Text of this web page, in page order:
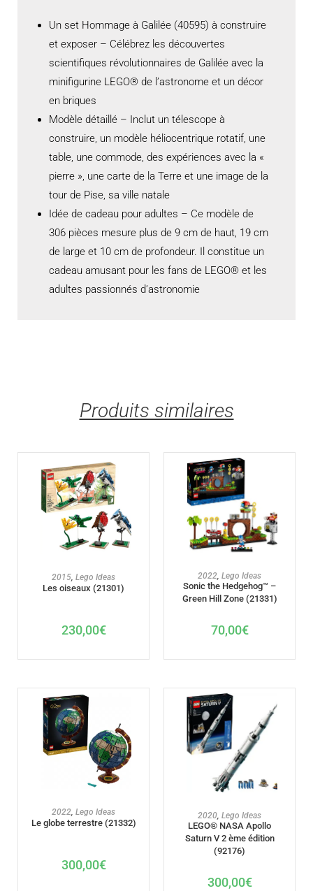
Un set Hommage à Galilée (40595) à construire
et exposer – Célébrez les découvertes
scientifiques révolutionnaires de Galilée avec la
minifigurine LEGO® de l’astronome et un décor
en briques
Modèle détaillé – Inclut un télescope à
construire, un modèle héliocentrique rotatif, une
table, une commode, des expériences avec la «
pierre », une carte de la Terre et une image de la
tour de Pise, sa ville natale
Idée de cadeau pour adultes – Ce modèle de
306 pièces mesure plus de 9 cm de haut, 19 cm
de large et 10 cm de profondeur. Il constitue un
cadeau amusant pour les fans de LEGO® et les
adultes passionnés d’astronomie
Produits similaires
2015 Lego Ideas
Les oiseaux (21301)
230,00€
AJOUTER AU PANIER
2022, Lego Ideas
Sonic the Hedgehog™ –
Green Hill Zone (21331)
70,00€
AJOUTER AU PANIER
2022 Lego Ideas
Le globe terrestre (21332)
300,00€
AJOUTER AU PANIER
2020, Lego Ideas
LEGO® NASA Apollo
Saturn V 2 ème édition
(92176)
300,00€